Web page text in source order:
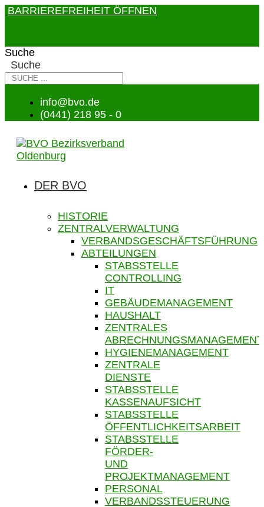
BARRIEREFREIHEIT ÖFFNEN
Suche
Suche
info@bvo.de
(0441) 218 95 - 0
DER BVO
HISTORIE
ZENTRALVERWALTUNG
VERBANDSGESCHÄFTSFÜHRUNG
ABTEILUNGEN
STABSSTELLE
CONTROLLING
IT
GEBÄUDEMANAGEMENT
HAUSHALT
ZENTRALES
ABRECHNUNGSMANAGEMENT
HYGIENEMANAGEMENT
ZENTRALE
DIENSTE
STABSSTELLE
KASSENAUFSICHT
STABSSTELLE
ÖFFENTLICHKEITSARBEIT
STABSSTELLE
FÖRDER-
UND
PROJEKTMANAGEMENT
PERSONAL
VERBANDSSTEUERUNG